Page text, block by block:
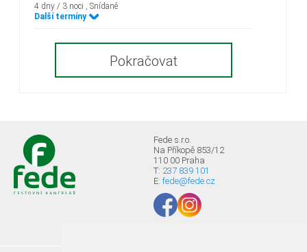
4 dny / 3 noci , Snídaně
Další termíny
Pokračovat
Fede s.r.o.
Na Příkopě 853/12
110 00 Praha
T: 237 839 101
E: fede@fede.cz